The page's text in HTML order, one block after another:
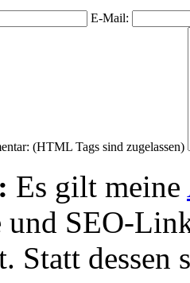
E-Mail:
(HTML Tags sind zugelassen)
Es gilt meine
und SEO-
Statt dessen